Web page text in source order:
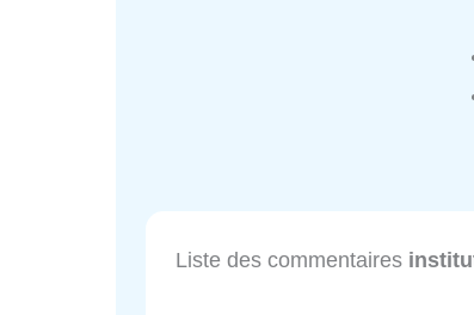
Liste des commentaires